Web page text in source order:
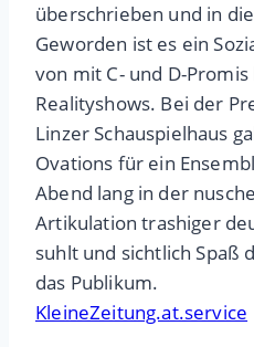
überschrieben und in
Geworden ist es ein
von mit C- und D-
Realityshows. Bei der
Linzer Schauspielhaus
Ovations für ein
Abend lang in der
Artikulation trashiger
suhlt und sichtlich Spaß
das Publikum.
KleineZeitung.at.service